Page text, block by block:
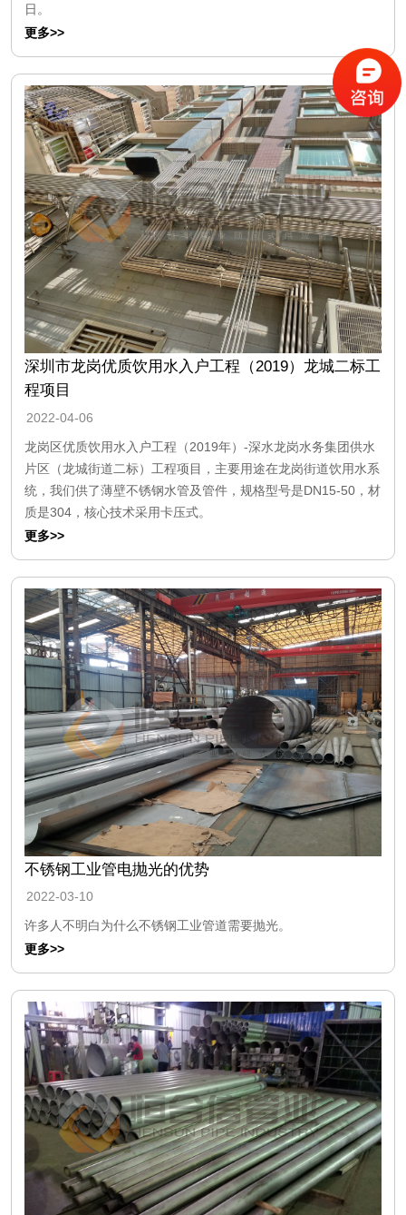
日。
更多>>
深圳市龙岗优质饮用水入户工程（2019）龙城二标工
程项目
2022-04-06
龙岗区优质饮用水入户工程（2019年）-深水龙岗水务集团供水
片区（龙城街道二标）工程项目，主要用途在龙岗街道饮用水系
统，我们供了薄壁不锈钢水管及管件，规格型号是DN15-50，材
质是304，核心技术采用卡压式。
更多>>
不锈钢工业管电抛光的优势
2022-03-10
许多人不明白为什么不锈钢工业管道需要抛光。
更多>>